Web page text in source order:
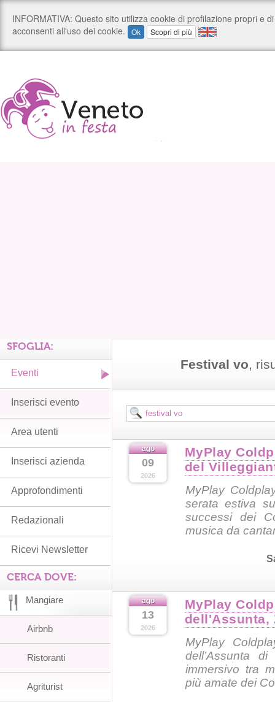
Festival vo,
ago
09
2026
MyPlay
del
MyPlay
serata estiva
successi dei
musica da
ago
13
2026
MyPlay
dell'Assunta,
MyPlay
dell’Assunta
immersivo tra
più amate dei
SFOGLIA:
Eventi
Inserisci evento
Area utenti
Inserisci azienda
Approfondimenti
Redazionali
Ricevi Newsletter
CERCA DOVE:
Mangiare
Airbnb
Ristoranti
Agriturist